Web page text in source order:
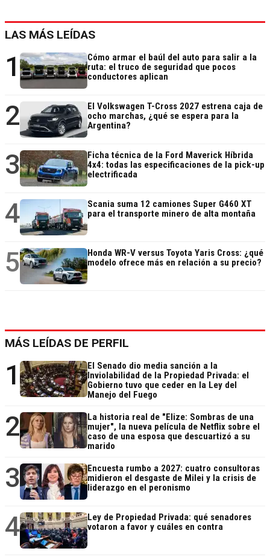
LAS MÁS LEÍDAS
1
Cómo armar el baúl del auto para salir a la
ruta: el truco de seguridad que pocos
conductores aplican
2
El Volkswagen T-Cross 2027 estrena caja de
ocho marchas, ¿qué se espera para la
Argentina?
3
Ficha técnica de la Ford Maverick Híbrida
4x4: todas las especificaciones de la pick-up
electrificada
4
Scania suma 12 camiones Super G460 XT
para el transporte minero de alta montaña
5
Honda WR-V versus Toyota Yaris Cross: ¿qué
modelo ofrece más en relación a su precio?
MÁS LEÍDAS DE PERFIL
1
El Senado dio media sanción a la
Inviolabilidad de la Propiedad Privada: el
Gobierno tuvo que ceder en la Ley del
Manejo del Fuego
2
La historia real de "Elize: Sombras de una
mujer", la nueva película de Netflix sobre el
caso de una esposa que descuartizó a su
marido
3
Encuesta rumbo a 2027: cuatro consultoras
midieron el desgaste de Milei y la crisis de
liderazgo en el peronismo
4
Ley de Propiedad Privada: qué senadores
votaron a favor y cuáles en contra